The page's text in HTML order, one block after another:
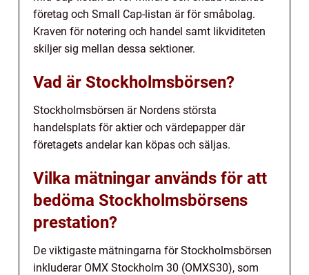
företag och Small Cap-listan är för småbolag.
Kraven för notering och handel samt likviditeten
skiljer sig mellan dessa sektioner.
Vad är Stockholmsbörsen?
Stockholmsbörsen är Nordens största
handelsplats för aktier och värdepapper där
företagets andelar kan köpas och säljas.
Vilka mätningar används för att
bedöma Stockholmsbörsens
prestation?
De viktigaste mätningarna för Stockholmsbörsen
inkluderar OMX Stockholm 30 (OMXS30), som